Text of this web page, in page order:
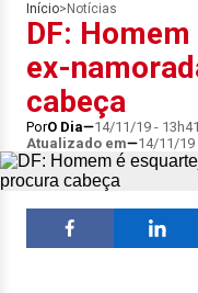
Início> Notícias
DF:
ex-
cabeça
PorO Dia 14/11/19 -
Atualizado em
14/11/19